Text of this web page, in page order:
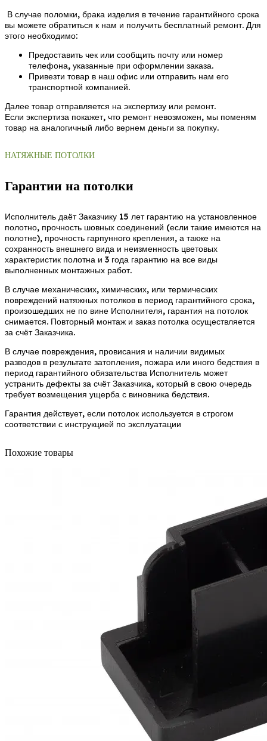
В случае поломки, брака изделия в течение гарантийного срока
вы можете обратиться к нам и получить бесплатный ремонт. Для
этого необходимо:
Предоставить чек или сообщить почту или номер
телефона, указанные при оформлении заказа.
Привезти товар в наш офис или отправить нам его
транспортной компанией.
Далее товар отправляется на экспертизу или ремонт.
Если экспертиза покажет, что ремонт невозможен, мы поменям
товар на аналогичный либо вернем деньги за покупку.
НАТЯЖНЫЕ ПОТОЛКИ
Гарантии на потолки
Исполнитель даёт Заказчику 15 лет гарантию на установленное
полотно, прочность шовных соединений (если такие имеются на
полотне), прочность гарпунного крепления, а также на
сохранность внешнего вида и неизменность цветовых
характеристик полотна и 3 года гарантию на все виды
выполненных монтажных работ.
В случае механических, химических, или термических
повреждений натяжных потолков в период гарантийного срока,
произошедших не по вине Исполнителя, гарантия на потолок
снимается. Повторный монтаж и заказ потолка осуществляется
за счёт Заказчика.
В случае повреждения, провисания и наличии видимых
разводов в результате затопления, пожара или иного бедствия в
период гарантийного обязательства Исполнитель может
устранить дефекты за счёт Заказчика, который в свою очередь
требует возмещения ущерба с виновника бедствия.
Гарантия действует, если потолок используется в строгом
соответствии с инструкцией по эксплуатации
Похожие товары